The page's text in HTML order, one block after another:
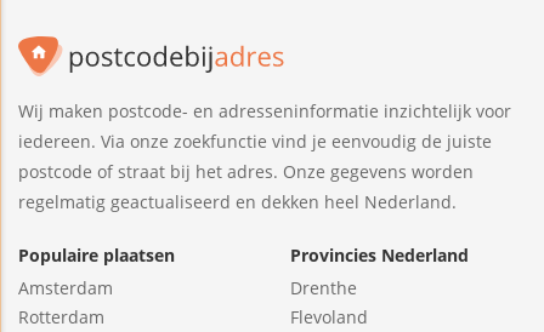
Wij maken postcode- en adresseninformatie inzichtelijk voor
iedereen. Via onze zoekfunctie vind je eenvoudig de juiste
postcode of straat bij het adres. Onze gegevens worden
regelmatig geactualiseerd en dekken heel Nederland.
Populaire plaatsen
Amsterdam
Rotterdam
Provincies Nederland
Drenthe
Flevoland